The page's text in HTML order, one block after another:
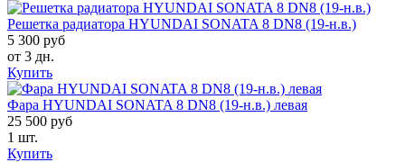
Решетка радиатора HYUNDAI SONATA 8 DN8 (19-н.в.)
5 300 руб
от 3 дн.
Купить
Фара HYUNDAI SONATA 8 DN8 (19-н.в.) левая
25 500 руб
1 шт.
Купить